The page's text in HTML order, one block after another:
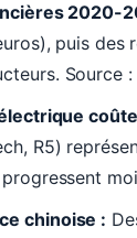
2020-
puis
Source
R5)
chinoise :